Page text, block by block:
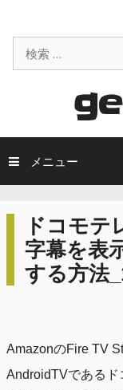
ッ
索:
メニュー
ドコモ
字幕を表
する方法
AmazonのFire TV
AndroidTVであるド